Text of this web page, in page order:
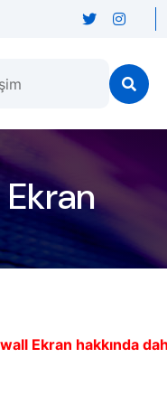
Ekran hakkında